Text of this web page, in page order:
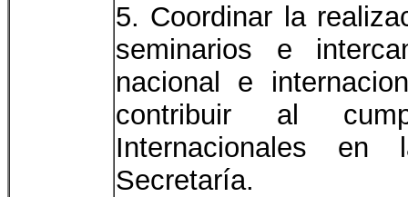
5. Coordinar la
seminarios e
nacional e
contribuir al
Internacionales
Secretaría.